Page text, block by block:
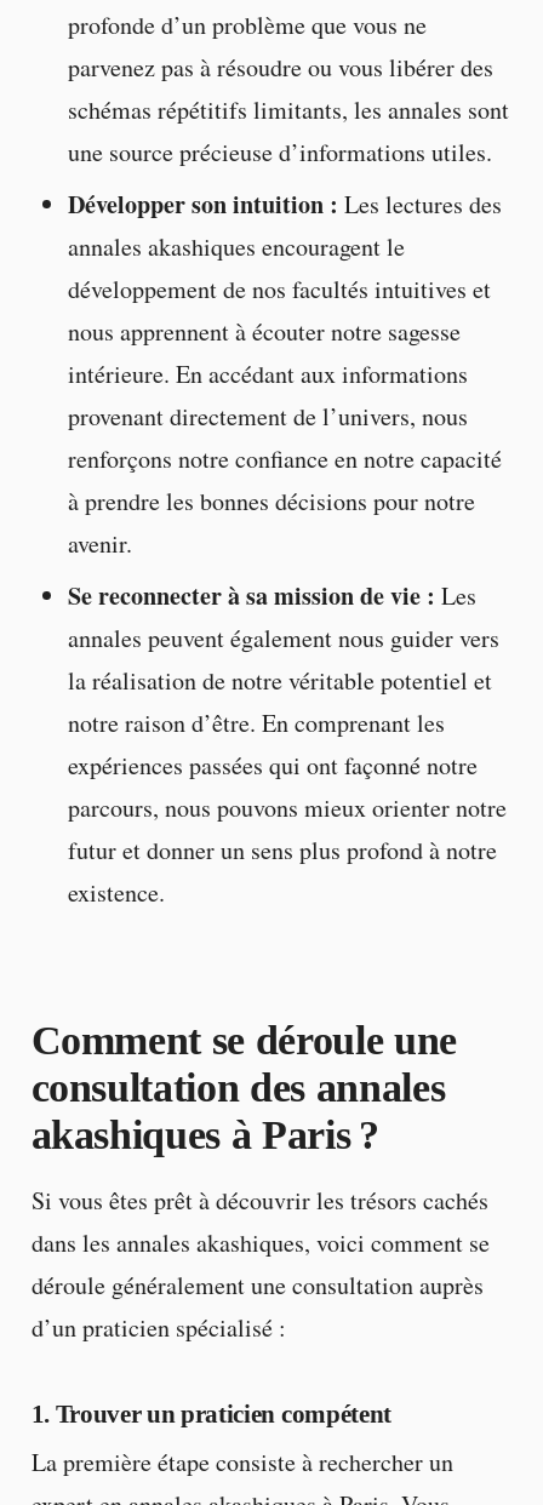
profonde d’un problème que vous ne
parvenez pas à résoudre ou vous libérer des
schémas répétitifs limitants, les annales sont
une source précieuse d’informations utiles.
Développer son intuition : Les lectures des
annales akashiques encouragent le
développement de nos facultés intuitives et
nous apprennent à écouter notre sagesse
intérieure. En accédant aux informations
provenant directement de l’univers, nous
renforçons notre confiance en notre capacité
à prendre les bonnes décisions pour notre
avenir.
Se reconnecter à sa mission de vie : Les
annales peuvent également nous guider vers
la réalisation de notre véritable potentiel et
notre raison d’être. En comprenant les
expériences passées qui ont façonné notre
parcours, nous pouvons mieux orienter notre
futur et donner un sens plus profond à notre
existence.
Comment se déroule une
consultation des annales
akashiques à Paris ?
Si vous êtes prêt à découvrir les trésors cachés
dans les annales akashiques, voici comment se
déroule généralement une consultation auprès
d’un praticien spécialisé :
1. Trouver un praticien compétent
La première étape consiste à rechercher un